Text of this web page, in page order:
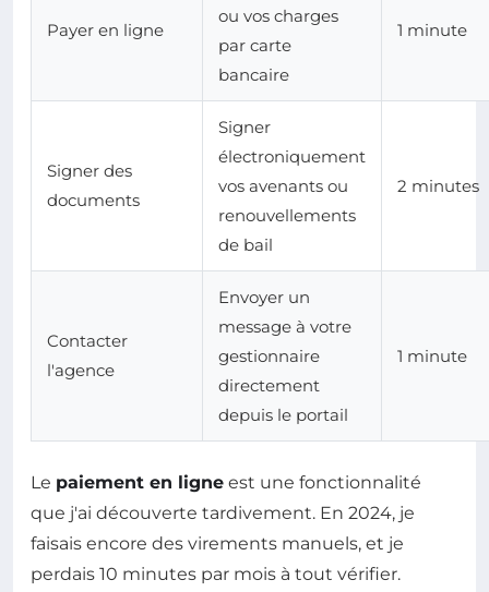
Payer en ligne
ou vos charges
par carte
bancaire
1 minute
Signer des
documents
Signer
électroniquement
vos avenants ou
renouvellements
de bail
2 minutes
Contacter
l'agence
Envoyer un
message à votre
gestionnaire
directement
depuis le portail
1 minute
Le paiement en ligne est une fonctionnalité
que j'ai découverte tardivement. En 2024, je
faisais encore des virements manuels, et je
perdais 10 minutes par mois à tout vérifier.